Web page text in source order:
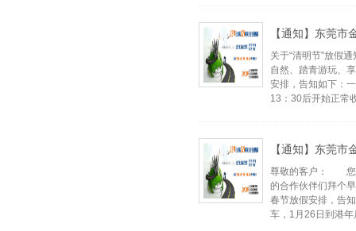
【通知】东莞
关于“清明节”放假
自然、踏青游玩、
安排，告知如下：
13：30后开始正常
【通知】东莞市
尊敬的客户： 您好
的合作伙伴们拜个
春节放假安排，告
车，1月26日到港